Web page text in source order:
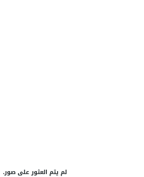
لم يتم العثور على صور.